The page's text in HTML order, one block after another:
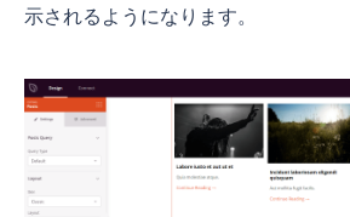
示されるようになります。